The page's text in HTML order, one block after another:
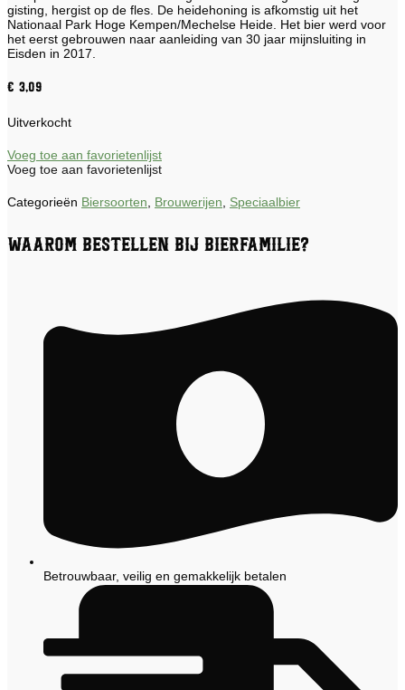
gisting, hergist op de fles. De heidehoning is afkomstig uit het
Nationaal Park Hoge Kempen/Mechelse Heide. Het bier werd voor
het eerst gebrouwen naar aanleiding van 30 jaar mijnsluiting in
Eisden in 2017.
€ 3,09
Uitverkocht
Voeg toe aan favorietenlijst
Voeg toe aan favorietenlijst
Categorieën Biersoorten Brouwerijen Speciaalbier
Waarom bestellen bij Bierfamilie?
Betrouwbaar, veilig en gemakkelijk betalen